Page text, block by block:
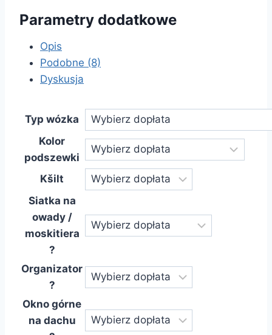
Parametry dodatkowe
Opis
Podobne (8)
Dyskusja
Typ wózka
Kolor
podszewki
Kšilt
Siatka na
owady /
moskitiera
?
Organizator
?
Okno górne
na dachu